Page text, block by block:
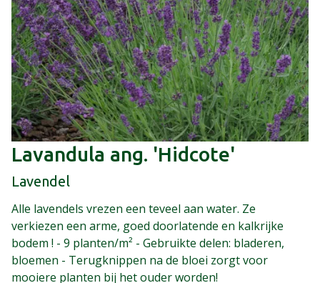
Lavandula ang. 'Hidcote'
Lavendel
Alle lavendels vrezen een teveel aan water. Ze
verkiezen een arme, goed doorlatende en kalkrijke
bodem ! - 9 planten/m² - Gebruikte delen: bladeren,
bloemen - Terugknippen na de bloei zorgt voor
mooiere planten bij het ouder worden!